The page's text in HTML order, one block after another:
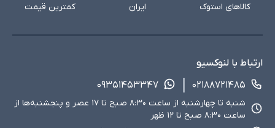
کالاهای استوک
ایران
کمترین قیمت
ارتباط با لنوکسیو
۰۲۱۸۸۷۲۱۴۸۵
۰۹۳۵۱۴۵۳۳۴۷
شنبه تا چهارشنبه از ساعت ۸:۳۰ صبح تا ۱۷ عصر و پنجشنبه‌ها از
ساعت ۸:۳۰ صبح تا ۱۲ ظهر